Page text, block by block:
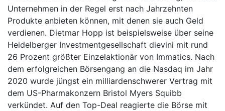
Unternehmen in der Regel erst nach Jahrzehnten
Produkte anbieten können, mit denen sie auch Geld
verdienen. Dietmar Hopp ist beispielsweise über seine
Heidelberger Investmentgesellschaft dievini mit rund
26 Prozent größter Einzelaktionär von Immatics. Nach
dem erfolgreichen Börsengang an die Nasdaq im Jahr
2020 wurde jüngst ein milliardenschwerer Vertrag mit
dem US-Pharmakonzern Bristol Myers Squibb
verkündet. Auf den Top-Deal reagierte die Börse mit